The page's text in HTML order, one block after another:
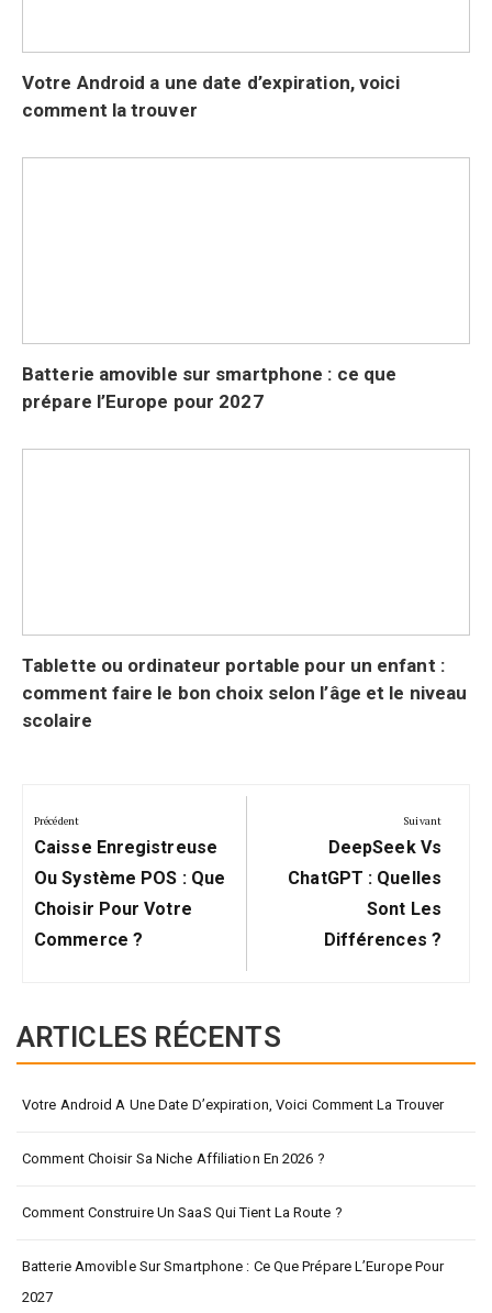
Votre Android a une date d’expiration, voici
comment la trouver
Batterie amovible sur smartphone : ce que
prépare l’Europe pour 2027
Tablette ou ordinateur portable pour un enfant :
comment faire le bon choix selon l’âge et le niveau
scolaire
de
l’article
Précédent
Précédent:
Caisse Enregistreuse
Ou Système POS : Que
Choisir Pour Votre
Commerce ?
Suivant
Suivant:
DeepSeek Vs
ChatGPT : Quelles
Sont Les
Différences ?
ARTICLES RÉCENTS
Votre Android A Une Date D’expiration, Voici Comment La Trouver
Comment Choisir Sa Niche Affiliation En 2026 ?
Comment Construire Un SaaS Qui Tient La Route ?
Batterie Amovible Sur Smartphone : Ce Que Prépare L’Europe Pour
2027